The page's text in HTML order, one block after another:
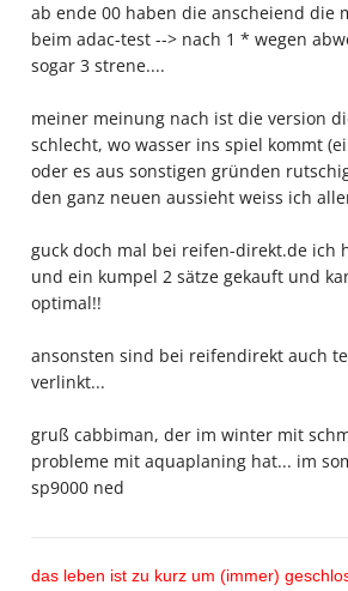
ab ende 00 haben die anscheiend die
beim adac-test --> nach 1 * wegen
sogar 3 strene....
meiner meinung nach ist die version
schlecht, wo wasser ins spiel kommt
oder es aus sonstigen gründen
den ganz neuen aussieht weiss ich
guck doch mal bei reifen-direkt.de ich
und ein kumpel 2 sätze gekauft und
optimal!!
ansonsten sind bei reifendirekt auch
verlinkt...
gruß cabbiman, der im winter mit
probleme mit aquaplaning hat... im
sp9000 ned
das leben ist zu kurz um (immer)